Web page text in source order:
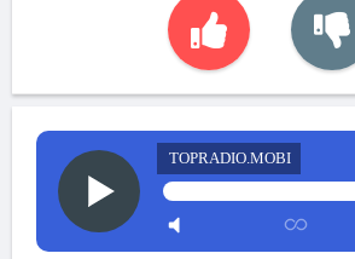
TOPRADIO.MOBI